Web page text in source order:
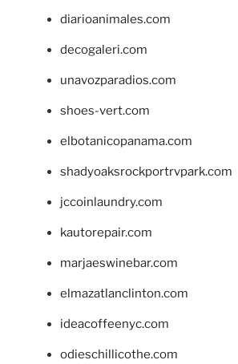
diarioanimales.com
decogaleri.com
unavozparadios.com
shoes-vert.com
elbotanicopanama.com
shadyoaksrockportrvpark.com
jccoinlaundry.com
kautorepair.com
marjaeswinebar.com
elmazatlanclinton.com
ideacoffeenyc.com
odieschillicothe.com